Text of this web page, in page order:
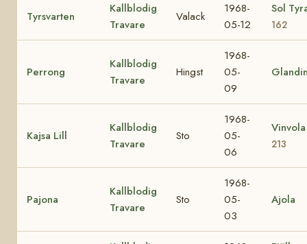
Tyrsvarten
Kallblodig
Travare
Valack
1968-
05-12
Sol
162
Perrong
Kallblodig
Travare
Hingst
1968-
05-
09
Kajsa Lill
Kallblodig
Travare
Sto
1968-
05-
06
213
Pajona
Kallblodig
Travare
Sto
1968-
05-
03
Ajola